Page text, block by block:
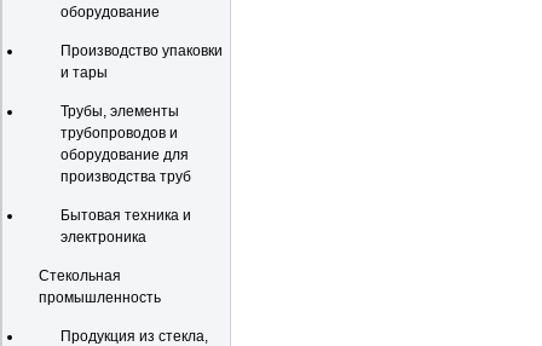
оборудование
Производство упаковки
и тары
Трубы, элементы
трубопроводов и
оборудование для
производства труб
Бытовая техника и
электроника
Стекольная
промышленность
Продукция из стекла,